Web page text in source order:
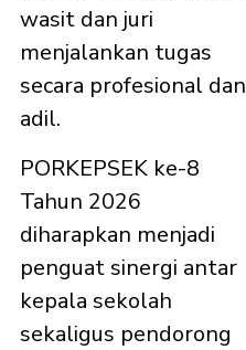
wasit dan juri
menjalankan tugas
secara profesional dan
adil.
PORKEPSEK ke-8
Tahun 2026
diharapkan menjadi
penguat sinergi antar
kepala sekolah
sekaligus pendorong